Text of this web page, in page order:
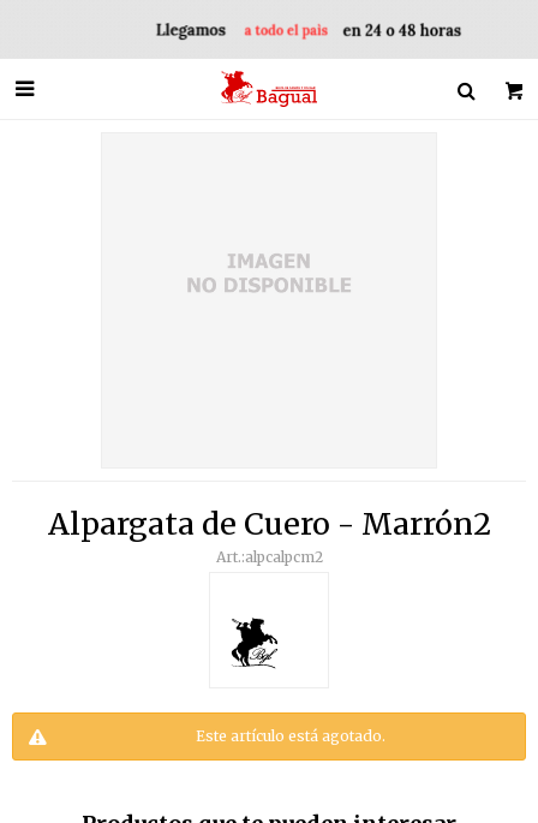

Alpargata de Cuero - Marrón2
alpcalpcm2
Este artículo está agotado.